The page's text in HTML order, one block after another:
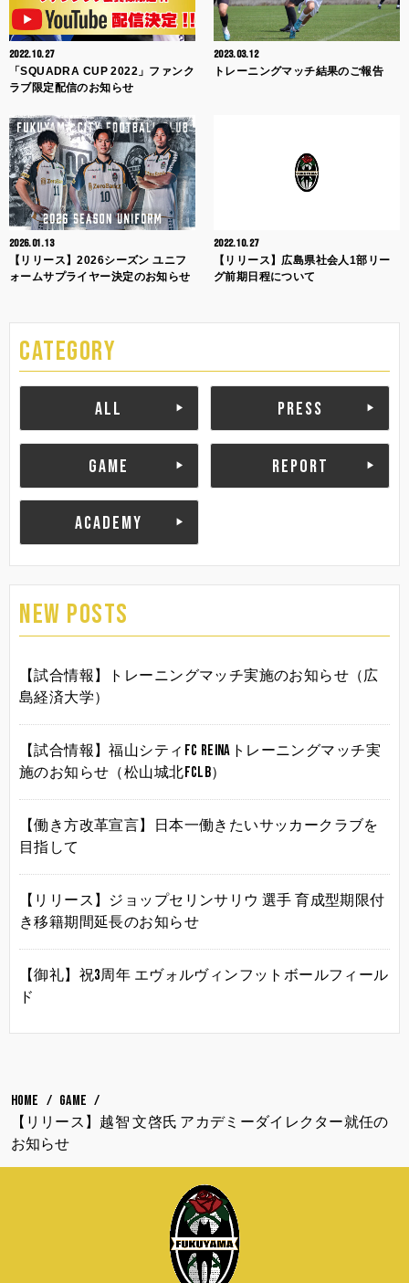
2022.10.27
「SQUADRA CUP 2022」ファンク
ラブ限定配信のお知らせ
2023.03.12
トレーニングマッチ結果のご報告
2026.01.13
【リリース】2026シーズン ユニフ
ォームサプライヤー決定のお知らせ
2022.10.27
【リリース】広島県社会人1部リー
グ前期日程について
CATEGORY
ALL PRESS
GAME REPORT
ACADEMY
NEW POSTS
【試合情報】トレーニングマッチ実施のお知らせ（広
島経済大学）
【試合情報】福山シティFC Reinaトレーニングマッチ実
施のお知らせ（松山城北FCLB）
【働き方改革宣言】日本一働きたいサッカークラブを
目指して
【リリース】ジョップセリンサリウ 選手 育成型期限付
き移籍期間延長のお知らせ
【御礼】祝3周年 エヴォルヴィンフットボールフィール
ド
HOME
GAME
【リリース】越智 文啓氏 アカデミーダイレクター就任の
お知らせ